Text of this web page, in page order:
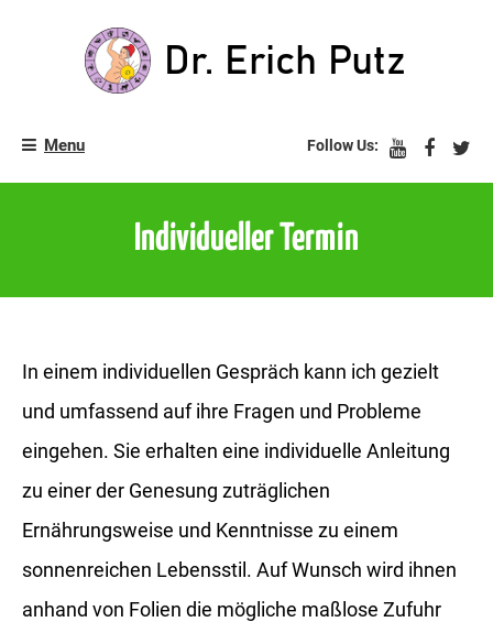
Menu Follow Us:
Individueller Termin
In einem individuellen Gespräch kann ich gezielt
und umfassend auf ihre Fragen und Probleme
eingehen. Sie erhalten eine individuelle Anleitung
zu einer der Genesung zuträglichen
Ernährungsweise und Kenntnisse zu einem
sonnenreichen Lebensstil. Auf Wunsch wird ihnen
anhand von Folien die mögliche maßlose Zufuhr